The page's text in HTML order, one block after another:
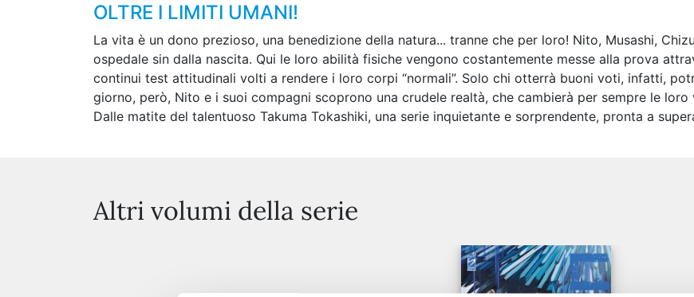
OLTRE I LIMITI UMANI!
La vita è un dono prezioso, una benedizione della natura... tranne che per loro! Nito, Musashi,
ospedale sin dalla nascita. Qui le loro abilità fisiche vengono costantemente messe alla prova
continui test attitudinali volti a rendere i loro corpi “normali”. Solo chi otterrà buoni voti, infatti,
giorno, però, Nito e i suoi compagni scoprono una crudele realtà, che cambierà per sempre le
Dalle matite del talentuoso Takuma Tokashiki, una serie inquietante e sorprendente, pronta a
Altri volumi della serie